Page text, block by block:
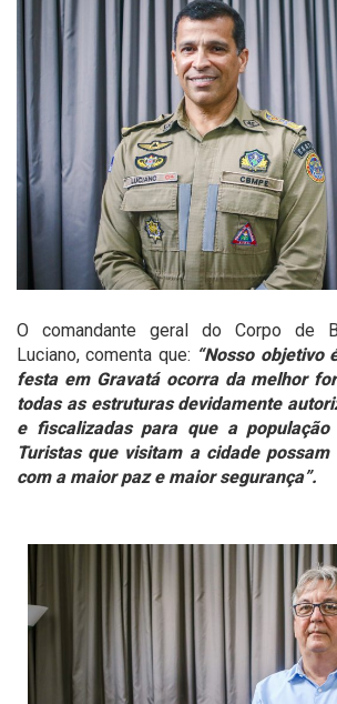
O comandante geral do Corpo de
Luciano, comenta que: “Nosso objetivo
festa em Gravatá ocorra da melhor
todas as estruturas devidamente
e fiscalizadas para que a
Turistas que visitam a cidade
com a maior paz e maior segurança”.